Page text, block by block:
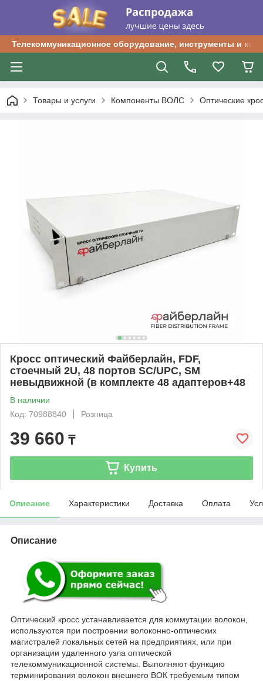
Телекоммуникационное оборудование, инструменты и
Товары и услуги Компоненты ВОЛС Оптические
Кросс оптический Файберлайн, FDF,
стоечный 2U, 48 портов SC/UPC, SM
невыдвижной (в комплекте 48 адаптеров+48
В наличии
Код: 70988840
Розница
39 660 ₸
Купить
Описание Характеристики Доставка Оплата
Описание
Оптический кросс устанавливается для коммутации волокон,
используются при построении волоконно-оптических
магистралей локальных сетей на предприятиях, или при
организации удаленного узла оптической
телекоммуникационной системы. Выполняют функцию
терминирования волокон внешнего ВОК требуемым типом